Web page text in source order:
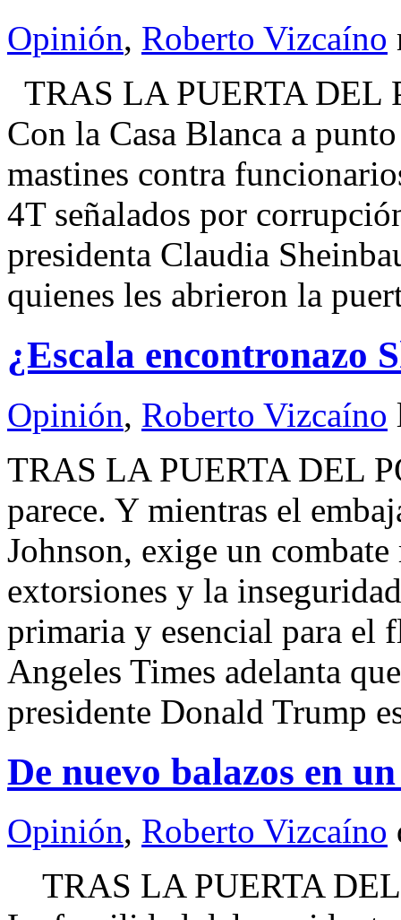
Opinión, Roberto Vizcaíno
TRAS LA PUERTA
Con la Casa Blanca a
mastines contra
4T señalados por
presidenta Claudia
quienes les abrieron la
¿Escala encontronazo
Opinión, Roberto Vizcaíno
TRAS LA PUERTA DEL
parece. Y mientras el
Johnson, exige un
extorsiones y la
primaria y esencial para el
Angeles Times adelanta
presidente Donald Trump
De nuevo balazos en
Opinión, Roberto Vizcaíno
TRAS LA PUERTA